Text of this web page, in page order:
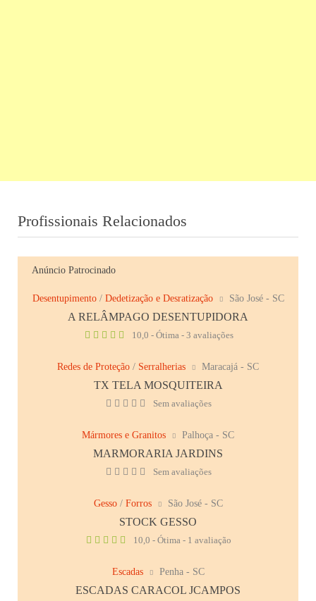
Profissionais Relacionados
Anúncio Patrocinado
Desentupimento/ Dedetização e Desratização São José - SC
A RELÂMPAGO DESENTUPIDORA
10,0 - Ótima - 3 avaliações
Redes de Proteção / Serralherias Maracajá - SC
TX TELA MOSQUITEIRA
Sem avaliações
Mármores e Granitos Palhoça - SC
MARMORARIA JARDINS
Sem avaliações
Gesso/ Forros São José - SC
STOCK GESSO
10,0 - Ótima - 1 avaliação
Escadas Penha - SC
ESCADAS CARACOL JCAMPOS